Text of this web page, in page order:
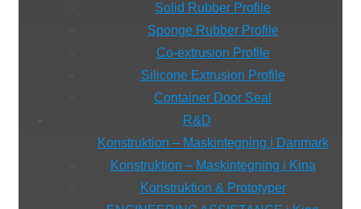
Solid Rubber Profile
Sponge Rubber Profile
Co-extrusion Profile
Silicone Extrusion Profile
Container Door Seal
R&D
Konstruktion – Maskintegning i Danmark
Konstruktion – Maskintegning i Kina
Konstruktion & Prototyper